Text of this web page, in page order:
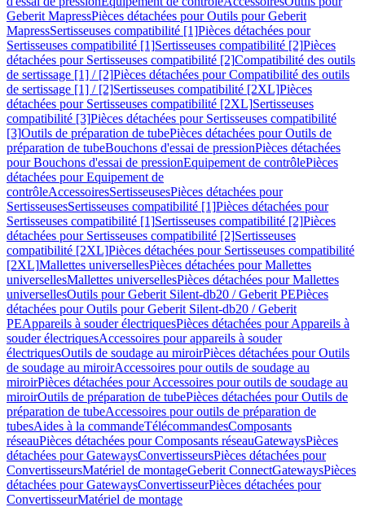
Geberit MapressPièces détachées pour Outils pour Geberit
MapressSertisseuses compatibilité [1]Pièces détachées pour
Sertisseuses compatibilité [1]Sertisseuses compatibilité [2]Pièces
détachées pour Sertisseuses compatibilité [2]Compatibilité des outils
de sertissage [1] / [2]Pièces détachées pour Compatibilité des outils
de sertissage [1] / [2]Sertisseuses compatibilité [2XL]Pièces
détachées pour Sertisseuses compatibilité [2XL]Sertisseuses
compatibilité [3]Pièces détachées pour Sertisseuses compatibilité
[3]Outils de préparation de tubePièces détachées pour Outils de
préparation de tubeBouchons d'essai de pressionPièces détachées
pour Bouchons d'essai de pressionEquipement de contrôlePièces
détachées pour Equipement de
contrôleAccessoiresSertisseusesPièces détachées pour
SertisseusesSertisseuses compatibilité [1]Pièces détachées pour
Sertisseuses compatibilité [1]Sertisseuses compatibilité [2]Pièces
détachées pour Sertisseuses compatibilité [2]Sertisseuses
compatibilité [2XL]Pièces détachées pour Sertisseuses compatibilité
[2XL]Mallettes universellesPièces détachées pour Mallettes
universellesMallettes universellesPièces détachées pour Mallettes
universellesOutils pour Geberit Silent-db20 / Geberit PEPièces
détachées pour Outils pour Geberit Silent-db20 / Geberit
PEAppareils à souder électriquesPièces détachées pour Appareils à
souder électriquesAccessoires pour appareils à souder
électriquesOutils de soudage au miroirPièces détachées pour Outils
de soudage au miroirAccessoires pour outils de soudage au
miroirPièces détachées pour Accessoires pour outils de soudage au
miroirOutils de préparation de tubePièces détachées pour Outils de
préparation de tubeAccessoires pour outils de préparation de
tubesAides à la commandeTélécommandesComposants
réseauPièces détachées pour Composants réseauGatewaysPièces
détachées pour GatewaysConvertisseursPièces détachées pour
ConvertisseursMatériel de montageGeberit ConnectGatewaysPièces
détachées pour GatewaysConvertisseurPièces détachées pour
ConvertisseurMatériel de montage